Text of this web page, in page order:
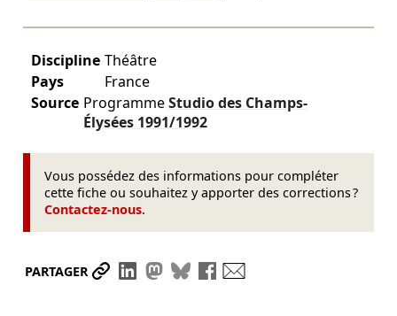
Discipline Théâtre
Pays
France
Source ProgrammeStudio des Champs-
Élysées 1991/1992
Vous possédez des informations pour compléter
cette fiche ou souhaitez y apporter des corrections ?
Contactez-nous.
PARTAGER Partager le lien
Partager sur LinkedIn
Partager sur Mastodon
Partager sur Bluesky
Partager sur Facebook